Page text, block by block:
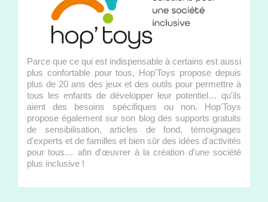
Parce que ce qui est indispensable à certains est aussi
plus confortable pour tous, Hop'Toys propose depuis
plus de 20 ans des jeux et des outils pour permettre à
tous les enfants de développer leur potentiel… qu'ils
aient des besoins spécifiques ou non. Hop'Toys
propose également sur son blog des supports gratuits
de sensibilisation, articles de fond, témoignages
d'experts et de familles et bien sûr des idées d'activités
pour tous… afin d'œuvrer à la création d'une société
plus inclusive !